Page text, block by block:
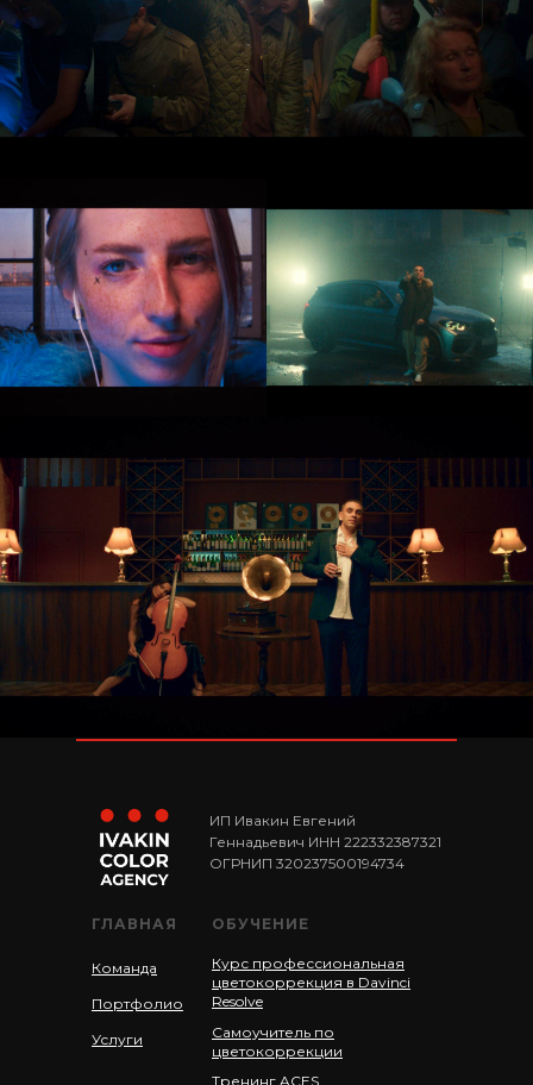
ГЛАВНАЯ
Команда
Портфолио
Услуги
ОБУЧЕНИЕ
Курс профессиональная
цветокоррекция в Davinci
Resolve
ИП Ивакин Евгений
Геннадьевич ИНН 222332387321
ОГРНИП 320237500194734
Тренинг ACES
Самоучитель по
цветокоррекции